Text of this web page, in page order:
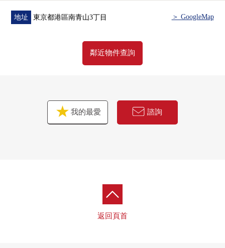
地址 東京都港區南青山3丁目 ＞ GoogleMap
鄰近物件查詢
我的最愛 諮詢
返回頁首